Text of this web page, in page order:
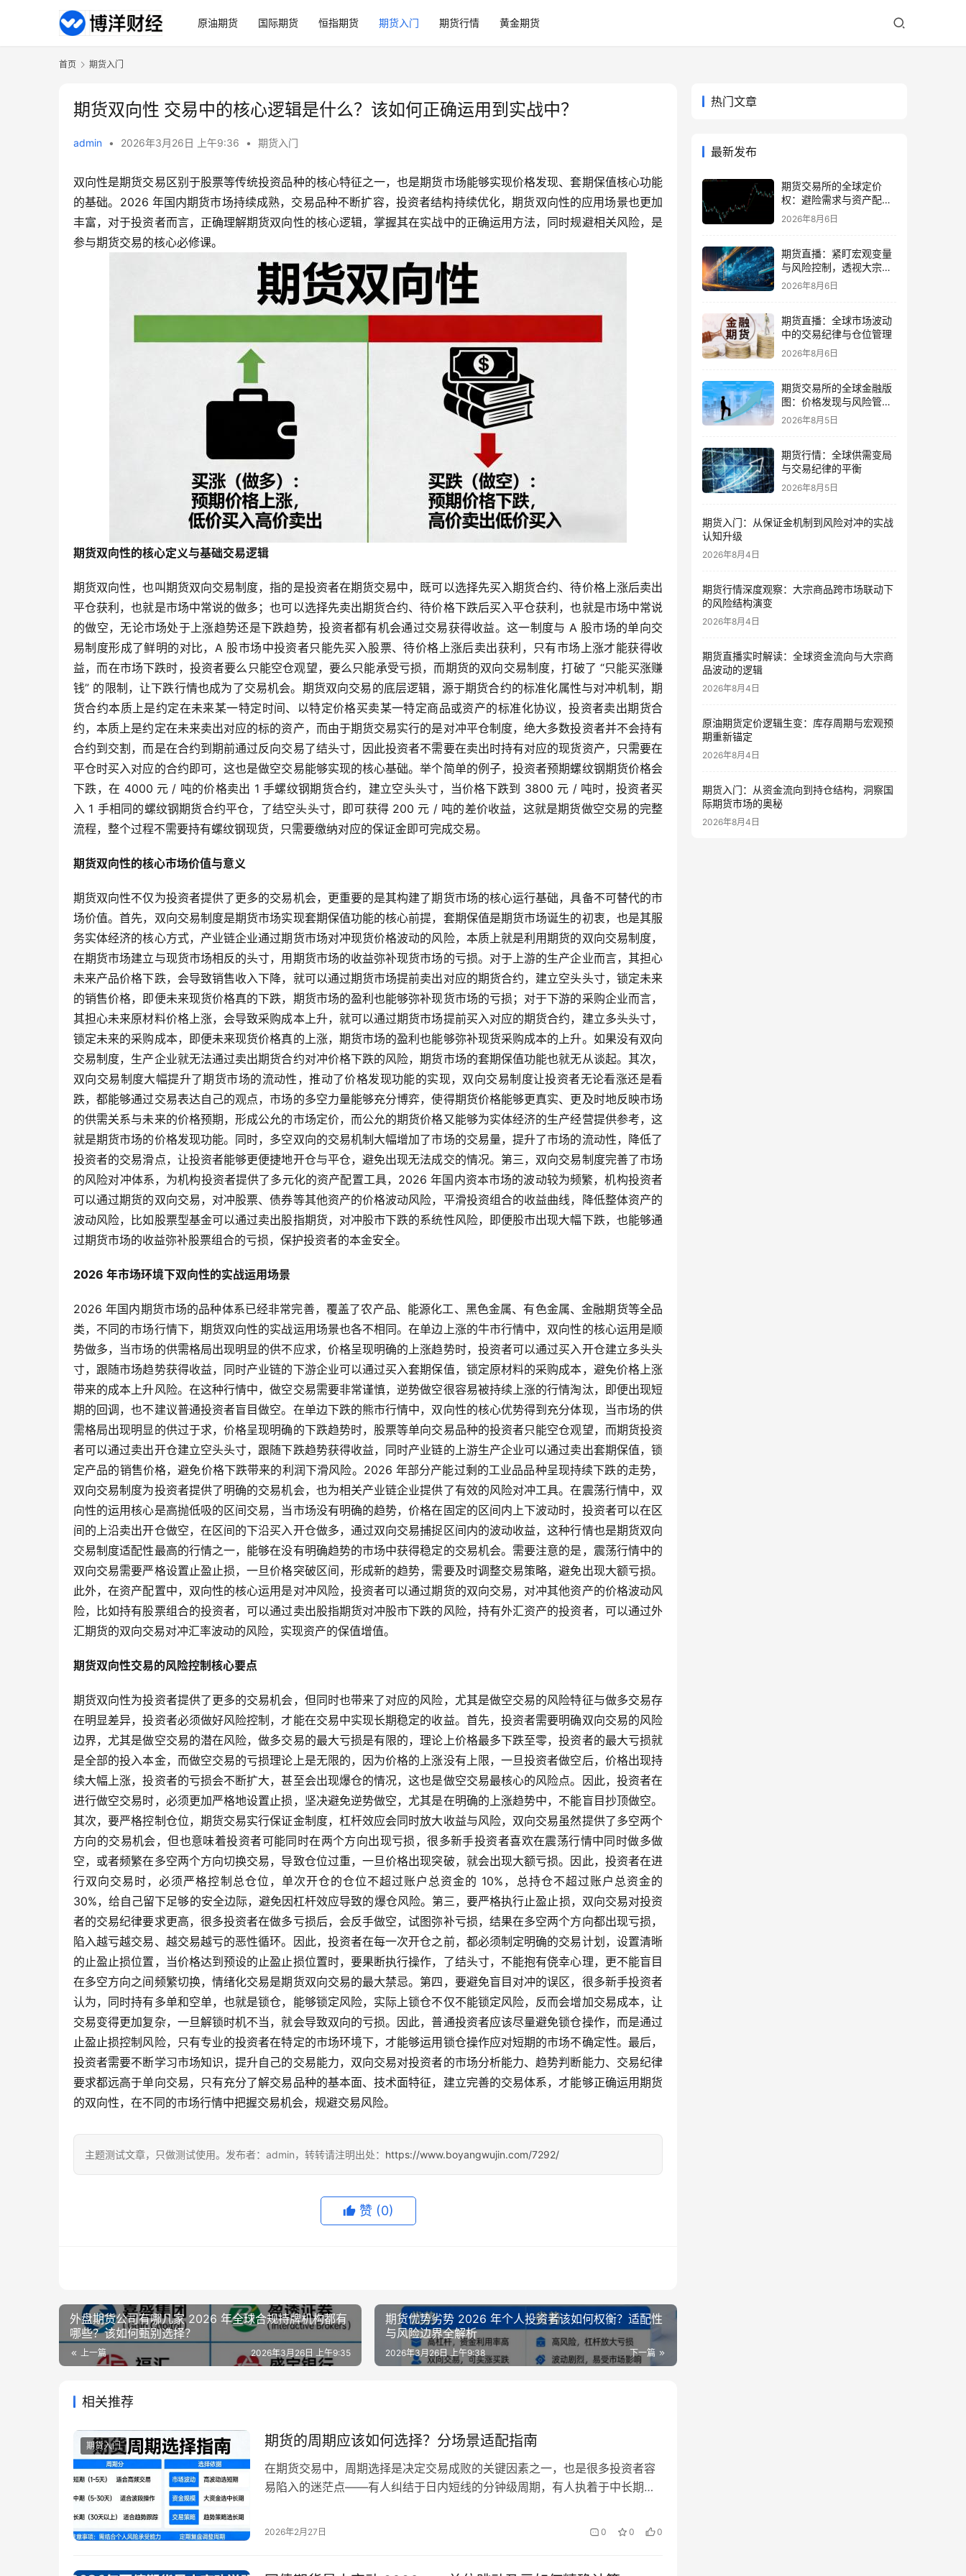
原油期货 国际期货 恒指期货 期货入门 期货行情 黄金期货
首页 期货入门
期货双向性 交易中的核心逻辑是什么？该如何正确运用到实战中？
admin • 2026年3月26日 上午9:36 • 期货入门
双向性是期货交易区别于股票等传统投资品种的核心特征之一，也是期货市场能够实现价格发现、套期保值核心功能
的基础。2026 年国内期货市场持续成熟，交易品种不断扩容，投资者结构持续优化，期货双向性的应用场景也更加
丰富，对于投资者而言，正确理解期货双向性的核心逻辑，掌握其在实战中的正确运用方法，同时规避相关风险，是
参与期货交易的核心必修课。
期货双向性的核心定义与基础交易逻辑
期货双向性，也叫期货双向交易制度，指的是投资者在期货交易中，既可以选择先买入期货合约、待价格上涨后卖出
平仓获利，也就是市场中常说的做多；也可以选择先卖出期货合约、待价格下跌后买入平仓获利，也就是市场中常说
的做空，无论市场处于上涨趋势还是下跌趋势，投资者都有机会通过交易获得收益。这一制度与 A 股市场的单向交
易制度形成了鲜明的对比，A 股市场中投资者只能先买入股票、待价格上涨后卖出获利，只有市场上涨才能获得收
益，而在市场下跌时，投资者要么只能空仓观望，要么只能承受亏损，而期货的双向交易制度，打破了 “只能买涨赚
钱” 的限制，让下跌行情也成为了交易机会。期货双向交易的底层逻辑，源于期货合约的标准化属性与对冲机制，期
货合约本质上是约定在未来某一特定时间、以特定价格买卖某一特定商品或资产的标准化协议，投资者卖出期货合
约，本质上是约定在未来卖出对应的标的资产，而由于期货交易实行的是对冲平仓制度，绝大多数投资者并不会持有
合约到交割，而是在合约到期前通过反向交易了结头寸，因此投资者不需要在卖出时持有对应的现货资产，只需要在
平仓时买入对应的合约即可，这也是做空交易能够实现的核心基础。举个简单的例子，投资者预期螺纹钢期货价格会
下跌，在 4000 元 / 吨的价格卖出 1 手螺纹钢期货合约，建立空头头寸，当价格下跌到 3800 元 / 吨时，投资者买
入 1 手相同的螺纹钢期货合约平仓，了结空头头寸，即可获得 200 元 / 吨的差价收益，这就是期货做空交易的完整
流程，整个过程不需要持有螺纹钢现货，只需要缴纳对应的保证金即可完成交易。
期货双向性的核心市场价值与意义
期货双向性不仅为投资者提供了更多的交易机会，更重要的是其构建了期货市场的核心运行基础，具备不可替代的市
场价值。首先，双向交易制度是期货市场实现套期保值功能的核心前提，套期保值是期货市场诞生的初衷，也是其服
务实体经济的核心方式，产业链企业通过期货市场对冲现货价格波动的风险，本质上就是利用期货的双向交易制度，
在期货市场建立与现货市场相反的头寸，用期货市场的收益弥补现货市场的亏损。对于上游的生产企业而言，其担心
未来产品价格下跌，会导致销售收入下降，就可以通过期货市场提前卖出对应的期货合约，建立空头头寸，锁定未来
的销售价格，即便未来现货价格真的下跌，期货市场的盈利也能够弥补现货市场的亏损；对于下游的采购企业而言，
其担心未来原材料价格上涨，会导致采购成本上升，就可以通过期货市场提前买入对应的期货合约，建立多头头寸，
锁定未来的采购成本，即便未来现货价格真的上涨，期货市场的盈利也能够弥补现货采购成本的上升。如果没有双向
交易制度，生产企业就无法通过卖出期货合约对冲价格下跌的风险，期货市场的套期保值功能也就无从谈起。其次，
双向交易制度大幅提升了期货市场的流动性，推动了价格发现功能的实现，双向交易制度让投资者无论看涨还是看
跌，都能够通过交易表达自己的观点，市场的多空力量能够充分博弈，使得期货价格能够更真实、更及时地反映市场
的供需关系与未来的价格预期，形成公允的市场定价，而公允的期货价格又能够为实体经济的生产经营提供参考，这
就是期货市场的价格发现功能。同时，多空双向的交易机制大幅增加了市场的交易量，提升了市场的流动性，降低了
投资者的交易滑点，让投资者能够更便捷地开仓与平仓，避免出现无法成交的情况。第三，双向交易制度完善了市场
的风险对冲体系，为机构投资者提供了多元化的资产配置工具，2026 年国内资本市场的波动较为频繁，机构投资者
可以通过期货的双向交易，对冲股票、债券等其他资产的价格波动风险，平滑投资组合的收益曲线，降低整体资产的
波动风险，比如股票型基金可以通过卖出股指期货，对冲股市下跌的系统性风险，即便股市出现大幅下跌，也能够通
过期货市场的收益弥补股票组合的亏损，保护投资者的本金安全。
2026 年市场环境下双向性的实战运用场景
2026 年国内期货市场的品种体系已经非常完善，覆盖了农产品、能源化工、黑色金属、有色金属、金融期货等全品
类，不同的市场行情下，期货双向性的实战运用场景也各不相同。在单边上涨的牛市行情中，双向性的核心运用是顺
势做多，当市场的供需格局出现明显的供不应求，价格呈现明确的上涨趋势时，投资者可以通过买入开仓建立多头头
寸，跟随市场趋势获得收益，同时产业链的下游企业可以通过买入套期保值，锁定原材料的采购成本，避免价格上涨
带来的成本上升风险。在这种行情中，做空交易需要非常谨慎，逆势做空很容易被持续上涨的行情淘汰，即便出现短
期的回调，也不建议普通投资者盲目做空。在单边下跌的熊市行情中，双向性的核心优势得到充分体现，当市场的供
需格局出现明显的供过于求，价格呈现明确的下跌趋势时，股票等单向交易品种的投资者只能空仓观望，而期货投资
者可以通过卖出开仓建立空头头寸，跟随下跌趋势获得收益，同时产业链的上游生产企业可以通过卖出套期保值，锁
定产品的销售价格，避免价格下跌带来的利润下滑风险。2026 年部分产能过剩的工业品品种呈现持续下跌的走势，
双向交易制度为投资者提供了明确的交易机会，也为相关产业链企业提供了有效的风险对冲工具。在震荡行情中，双
向性的运用核心是高抛低吸的区间交易，当市场没有明确的趋势，价格在固定的区间内上下波动时，投资者可以在区
间的上沿卖出开仓做空，在区间的下沿买入开仓做多，通过双向交易捕捉区间内的波动收益，这种行情也是期货双向
交易制度适配性最高的行情之一，能够在没有明确趋势的市场中获得稳定的交易机会。需要注意的是，震荡行情中的
双向交易需要严格设置止盈止损，一旦价格突破区间，形成新的趋势，需要及时调整交易策略，避免出现大额亏损。
此外，在资产配置中，双向性的核心运用是对冲风险，投资者可以通过期货的双向交易，对冲其他资产的价格波动风
险，比如持有股票组合的投资者，可以通过卖出股指期货对冲股市下跌的风险，持有外汇资产的投资者，可以通过外
汇期货的双向交易对冲汇率波动的风险，实现资产的保值增值。
期货双向性交易的风险控制核心要点
期货双向性为投资者提供了更多的交易机会，但同时也带来了对应的风险，尤其是做空交易的风险特征与做多交易存
在明显差异，投资者必须做好风险控制，才能在交易中实现长期稳定的收益。首先，投资者需要明确双向交易的风险
边界，尤其是做空交易的潜在风险，做多交易的最大亏损是有限的，理论上价格最多下跌至零，投资者的最大亏损就
是全部的投入本金，而做空交易的亏损理论上是无限的，因为价格的上涨没有上限，一旦投资者做空后，价格出现持
续大幅上涨，投资者的亏损会不断扩大，甚至会出现爆仓的情况，这也是做空交易最核心的风险点。因此，投资者在
进行做空交易时，必须更加严格地设置止损，坚决避免逆势做空，尤其是在明确的上涨趋势中，不能盲目抄顶做空。
其次，要严格控制仓位，期货交易实行保证金制度，杠杆效应会同时放大收益与风险，双向交易虽然提供了多空两个
方向的交易机会，但也意味着投资者可能同时在两个方向出现亏损，很多新手投资者喜欢在震荡行情中同时做多做
空，或者频繁在多空两个方向切换交易，导致仓位过重，一旦价格出现突破，就会出现大额亏损。因此，投资者在进
行双向交易时，必须严格控制总仓位，单次开仓的仓位不超过账户总资金的 10%，总持仓不超过账户总资金的
30%，给自己留下足够的安全边际，避免因杠杆效应导致的爆仓风险。第三，要严格执行止盈止损，双向交易对投资
者的交易纪律要求更高，很多投资者在做多亏损后，会反手做空，试图弥补亏损，结果在多空两个方向都出现亏损，
陷入越亏越交易、越交易越亏的恶性循环。因此，投资者在每一次开仓之前，都必须制定明确的交易计划，设置清晰
的止盈止损位置，当价格达到预设的止盈止损位置时，要果断执行操作，了结头寸，不能抱有侥幸心理，更不能盲目
在多空方向之间频繁切换，情绪化交易是期货双向交易的最大禁忌。第四，要避免盲目对冲的误区，很多新手投资者
认为，同时持有多单和空单，也就是锁仓，能够锁定风险，实际上锁仓不仅不能锁定风险，反而会增加交易成本，让
交易变得更加复杂，一旦解锁时机不当，就会导致双向的亏损。因此，普通投资者应该尽量避免锁仓操作，而是通过
止盈止损控制风险，只有专业的投资者在特定的市场环境下，才能够运用锁仓操作应对短期的市场不确定性。最后，
投资者需要不断学习市场知识，提升自己的交易能力，双向交易对投资者的市场分析能力、趋势判断能力、交易纪律
要求都远高于单向交易，只有充分了解交易品种的基本面、技术面特征，建立完善的交易体系，才能够正确运用期货
的双向性，在不同的市场行情中把握交易机会，规避交易风险。
主题测试文章，只做测试使用。发布者：admin，转转请注明出处： https://www.boyangwujin.com/7292/
赞 (0)
外盘期货公司有哪几家 2026 年全球合规持牌机构都有
哪些？该如何甄别选择？
上一篇 2026年3月26日 上午9:35
期货优势劣势 2026 年个人投资者该如何权衡？适配性
与风险边界全解析
下一篇
2026年3月26日 上午9:38
相关推荐
期货入门 期货的周期应该如何选择？分场景适配指南
在期货交易中，周期选择是决定交易成败的关键因素之一，也是很多投资者容
易陷入的迷茫点——有人纠结于日内短线的分钟级周期，有人执着于中长期的
实上，期货的周期没有绝对的“好坏”之分，核心在于“适配”——适配自身的时间
2026年2月27日 0 0 0
热门文章
最新发布
期货交易所的全球定价
权：避险需求与资产配置
再平衡
2026年8月6日
期货直播：紧盯宏观变量
与风险控制，透视大宗商
品波动逻辑
2026年8月6日
期货直播：全球市场波动
中的交易纪律与仓位管理
2026年8月6日
期货交易所的全球金融版
图：价格发现与风险管理
的核心
2026年8月5日
期货行情：全球供需变局
与交易纪律的平衡
2026年8月5日
期货入门：从保证金机制到风险对冲的实战
认知升级
2026年8月4日
期货行情深度观察：大宗商品跨市场联动下
的风险结构演变
2026年8月4日
期货直播实时解读：全球资金流向与大宗商
品波动的逻辑
2026年8月4日
原油期货定价逻辑生变：库存周期与宏观预
期重新锚定
2026年8月4日
期货入门：从资金流向到持仓结构，洞察国
际期货市场的奥秘
2026年8月4日